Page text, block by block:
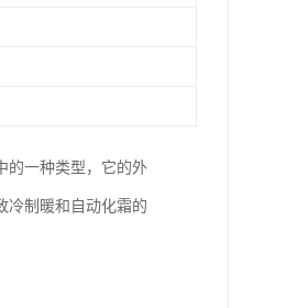
的一种类型，它的外
冷制暖和自动化霜的